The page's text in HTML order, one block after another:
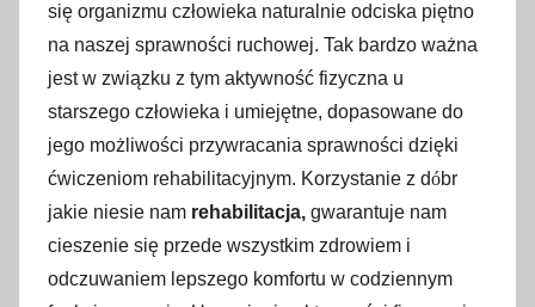
się organizmu człowieka naturalnie odciska piętno
na naszej sprawności ruchowej. Tak bardzo ważna
jest w związku z tym aktywność fizyczna u
starszego człowieka i umiejętne, dopasowane do
jego możliwości przywracania sprawności dzięki
ćwiczeniom rehabilitacyjnym. Korzystanie z dóbr
jakie niesie nam rehabilitacja, gwarantuje nam
cieszenie się przede wszystkim zdrowiem i
odczuwaniem lepszego komfortu w codziennym